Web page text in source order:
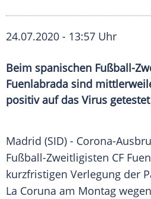
24.07.2020 - 13:57 Uhr
Beim spanischen Fußball-
Fuenlabrada sind
positiv auf das Virus
Madrid (SID) - Corona-
Fußball-Zweitligisten CF
kurzfristigen Verlegung der
La Coruna am Montag